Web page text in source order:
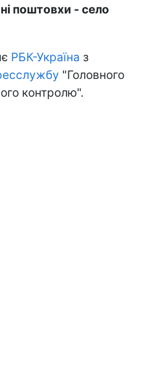
поштовхи - село
РБК-Україна з
"Головного
контролю".